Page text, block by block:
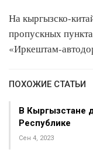
На кыргызско-
пропускных
«Иркештам-
ПОХОЖИЕ СТАТЬИ
В Кыргызстане
Республике
Сен 4, 2023